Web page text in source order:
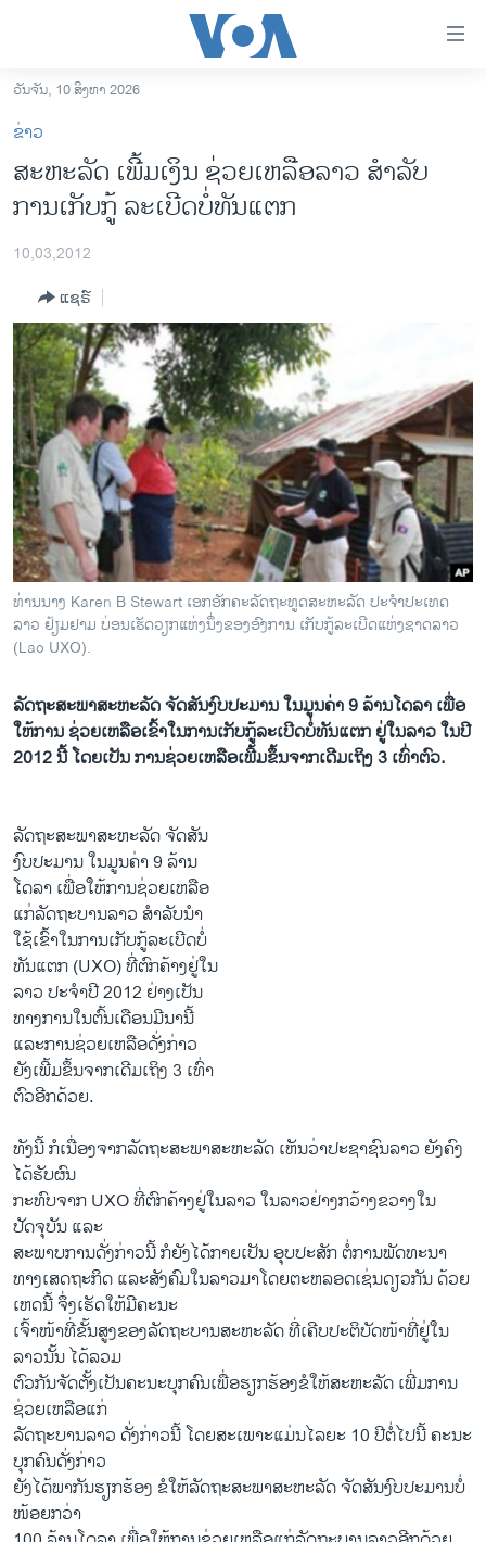
ເຂົ້າ
ຫາ
ຂ້າມ
ຂ້າມ
ຫາ
ອາເມຣິກາ
ການເລືອກຕັ້ງ ປະທານາທີບໍດີ ສະຫະລັດ 2024
ຂ່າວ​ຈີນ
ໂລກ
ເອເຊຍ
ອິດສະຫຼະພາບດ້ານການຂ່າວ
ຊີວິດຊາວລາວ
ຊຸມຊົນຊາວລາວ
ວິທະຍາສາດ-ເທັກໂນໂລຈີ
ທຸລະກິດ
ພາສາອັງກິດ
ວີດີໂອ
ສຽງ
ລາຍການກະຈາຍສຽງ
ລາຍງານ
ຕິດຕາມພວກເຮົາ ທີ່
ວັນຈັນ, 10 ສິງຫາ 2026
ຂ່າວ
ສະຫະລັດ ເພີ້ມເງິນ ຊ່ວຍເຫລືອລາວ ສໍາລັບ
ການເກັບກູ້ ລະເບີດບໍ່ທັນແຕກ
10,03,2012
ແຊຣ໌
ທ່ານນາງ Karen B Stewart ເອກອັກຄະລັດຖະທູດສະຫະລັດ ປະຈໍາປະເທດ
ລາວ ຢ້ຽມຢາມ ບ່ອນເຮັດວຽກແຫ່ງນຶ່ງຂອງອົງການ ເກັບກູ້ລະເບີດແຫ່ງຊາດລາວ
(Lao UXO).
ລັດຖະສະພາສະຫະລັດ ຈັດສັນງົບປະມານ ໃນມູນຄ່າ 9 ລ້ານໂດລາ ເພື່ອ
ໃຫ້ການ ຊ່ວຍເຫລືອເຂົ້າໃນການເກັບກູ້ລະເບີດບໍ່ທັນແຕກ ຢູ່ໃນລາວ ໃນປີ
2012 ນີ້ ໂດຍເປັນ ການຊ່ວຍເຫລືອເພີ້ມຂຶ້ນຈາກເດີມເຖິງ 3 ເທົ່າຕົວ.
ລັດຖະສະພາສະຫະລັດ ຈັດສັນ
ງົບປະມານ ໃນມູນຄ່າ 9 ລ້ານ
ໂດລາ ເພື່ອໃຫ້ການຊ່ວຍເຫລືອ
ແກ່ລັດຖະບານລາວ ສໍາລັບນໍາ
ໃຊ້ເຂົ້າໃນການເກັບກູ້ລະເບີດບໍ່
ທັນແຕກ (UXO) ທີ່ຕົກຄ້າງຢູ່ໃນ
ລາວ ປະຈໍາປີ 2012 ຢ່າງເປັນ
ທາງການໃນຕົ້ນເດືອນມີນານີ້
ແລະການຊ່ວຍເຫລືອດັ່ງກ່າວ
ຍັງເພີ້ມຂຶ້ນຈາກເດີມເຖິງ 3 ເທົ່າ
ຕົວອີກດ້ວຍ.
ທັງນີ້ ກໍເນື່ອງຈາກລັດຖະສະພາສະຫະລັດ ເຫັນວ່າປະຊາຊົນລາວ ຍັງຄົງ
ໄດ້ຮັບຜົນ
ກະທົບຈາກ UXO ທີ່ຕົກຄ້າງຢູ່ໃນລາວ ໃນລາວຢ່າງກວ້າງຂວາງໃນ
ປັດຈຸບັນ ແລະ
ສະພາບການດັ່ງກ່າວນີ້ ກໍຍັງໄດ້ກາຍເປັນ ອຸບປະສັກ ຕໍ່ການພັດທະນາ
ທາງເສດຖະກິດ ແລະສັງຄົມໃນລາວມາໂດຍຕະຫລອດເຊ່ນດຽວກັນ ດ້ວຍ
ເຫດນີ້ ຈຶ່ງເຮັດໃຫ້ມີຄະນະ
ເຈົ້າໜ້າທີ່ຂັ້ນສູງຂອງລັດຖະບານສະຫະລັດ ທີ່ເຄີບປະຕິບັດໜ້າທີ່ຢູ່ໃນ
ລາວນັ້ນ ໄດ້ລວມ
ຕົວກັນຈັດຕັ້ງເປັນຄະນະບຸກຄົນເພື່ອຮຽກຮ້ອງຂໍໃຫ້ສະຫະລັດ ເພີ່ມການ
ຊ່ວຍເຫລືອແກ່
ລັດຖະບານລາວ ດັ່ງກ່າວນີ້ ໂດຍສະເພາະແມ່ນໄລຍະ 10 ປີຕໍ່ໄປນີ້ ຄະນະ
ບຸກຄົນດັ່ງກ່າວ
ຍັງໄດ້ພາກັນຮຽກຮ້ອງ ຂໍໃຫ້ລັດຖະສະພາສະຫະລັດ ຈັດສັນງົບປະມານບໍ່
ໜ້ອຍກວ່າ